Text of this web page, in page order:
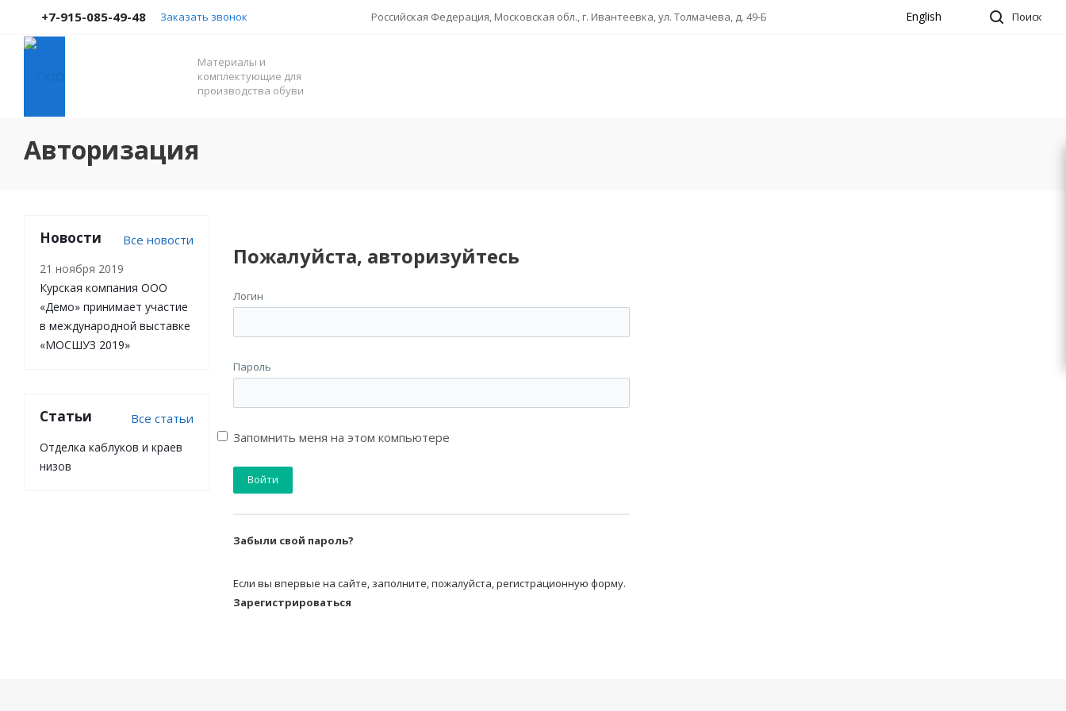
English
+7-915-085-49-48 Заказать звонок Российская Федерация, Московская обл., г. Ивантеевка, ул. Толмачева, д. 49-Б Поиск
Материалы и
комплектующие для
производства обуви
Авторизация
Пожалуйста, авторизуйтесь
Логин
Пароль
Запомнить меня на этом компьютере
Забыли свой пароль?
Если вы впервые на сайте, заполните, пожалуйста, регистрационную форму.
Зарегистрироваться
Новости Все новости
21 ноября 2019
Курская компания ООО
«Демо» принимает участие
в международной выставке
«МОСШУЗ 2019»
Статьи Все статьи
Отделка каблуков и краев
низов